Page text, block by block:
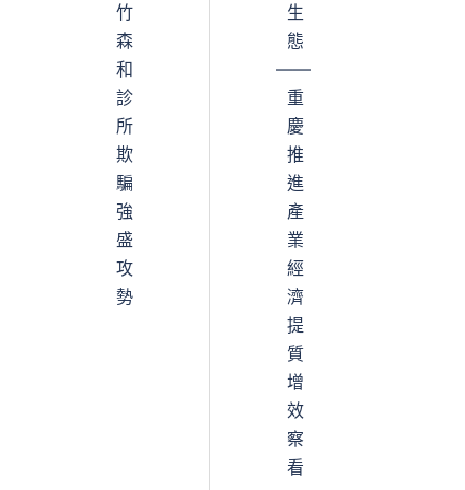
竹
森
和
診
所
欺
騙
強
盛
攻
勢
生
態
——
重
慶
推
進
產
業
經
濟
提
質
增
效
察
看